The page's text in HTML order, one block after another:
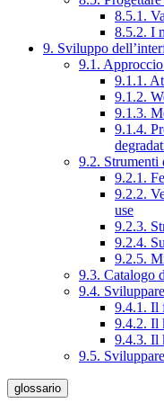
8.5.1.
8.5.2. I
9. Sviluppo
9.1.
9.1.1.
9.1.2.
9.1.3.
9.1.4.
9.2. Strumenti
9.2.1.
9.2.2.
use
9.2.3.
9.2.4.
9.2.5.
9.3. Catalogo
9.4.
9.4.1. Il
9.4.2. Il
9.4.3. Il
9.5.
glossario